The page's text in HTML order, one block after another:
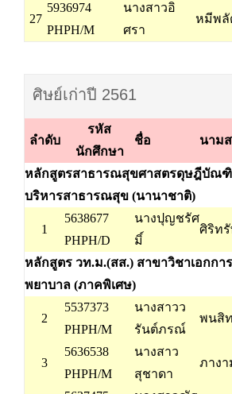
27
5936974
PHPH/M
นางสาวอิ
ศรา
หมีพลั
ศิษย์เก่าปี 2561
ลำดับ
รหัส
นักศึกษา
ชื่อ นาม
หลักสูตรสาธารณสุขศาสตรดุษฎีบัณฑิ
บริหารสาธารณสุข (นานาชาติ)
1
5638677
PHPH/D
นางปุญชรัศ
มิ์
ศิริท
หลักสูตร วท.ม.(สส.) สาขาวิชาเอกกา
พยาบาล (ภาคพิเศษ)
2
5537373
PHPH/M
นางสาวว
รันต์ภรณ์
พนสิ
3
5636538
PHPH/M
นางสาว
สุชาดา
ภางา